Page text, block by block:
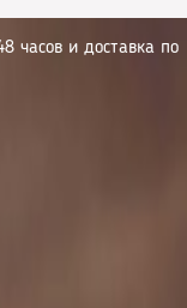
часов и доставка по